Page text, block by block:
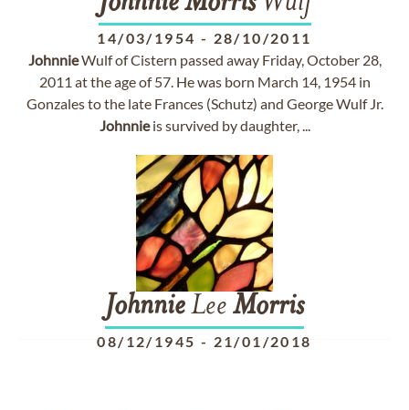
14/03/1954 - 28/10/2011
JohnnieWulf of Cistern passed away Friday, October 28,
2011 at the age of 57. He was born March 14, 1954 in
Gonzales to the late Frances (Schutz) and George Wulf Jr.
Johnnieis survived by daughter, ...
JohnnieLee Morris
08/12/1945 - 21/01/2018